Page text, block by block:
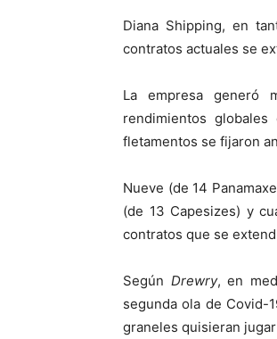
Diana Shipping, en
contratos actuales se
La empresa generó
rendimientos
fletamentos se fijaron
Nueve (de 14
(de 13 Capesizes) y
contratos que se
Según Drewry, en
segunda ola de Covid-
graneles quisieran